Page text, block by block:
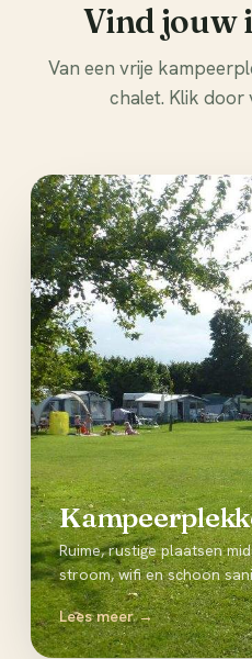
Vind jouw
Van een vrije
chalet. Klik door
Ruime, rustige plaatsen
stroom, wifi en schoon
Lees meer →